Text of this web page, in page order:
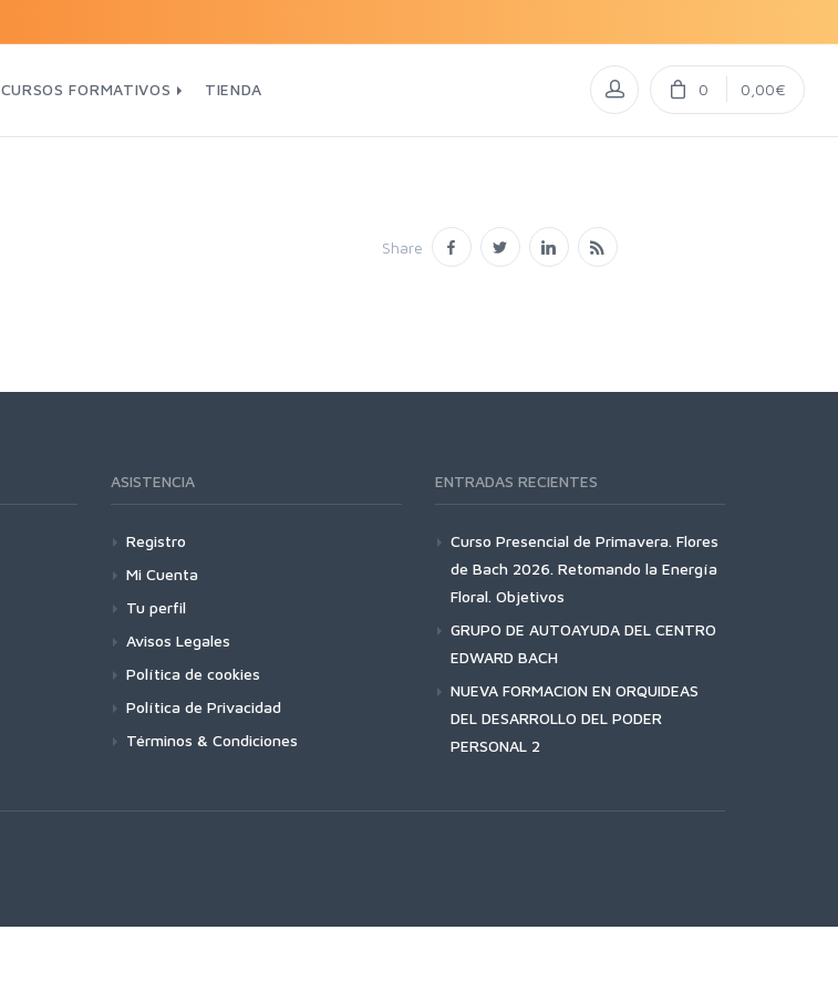
CURSOS FORMATIVOS TIENDA 0 0,00€
Share
ASISTENCIA
Registro
Mi Cuenta
Tu perfil
Avisos Legales
Política de cookies
Política de Privacidad
Términos & Condiciones
ENTRADAS RECIENTES
Curso Presencial de Primavera. Flores
de Bach 2026. Retomando la Energía
Floral. Objetivos
GRUPO DE AUTOAYUDA DEL CENTRO
EDWARD BACH
NUEVA FORMACION EN ORQUIDEAS
DEL DESARROLLO DEL PODER
PERSONAL 2